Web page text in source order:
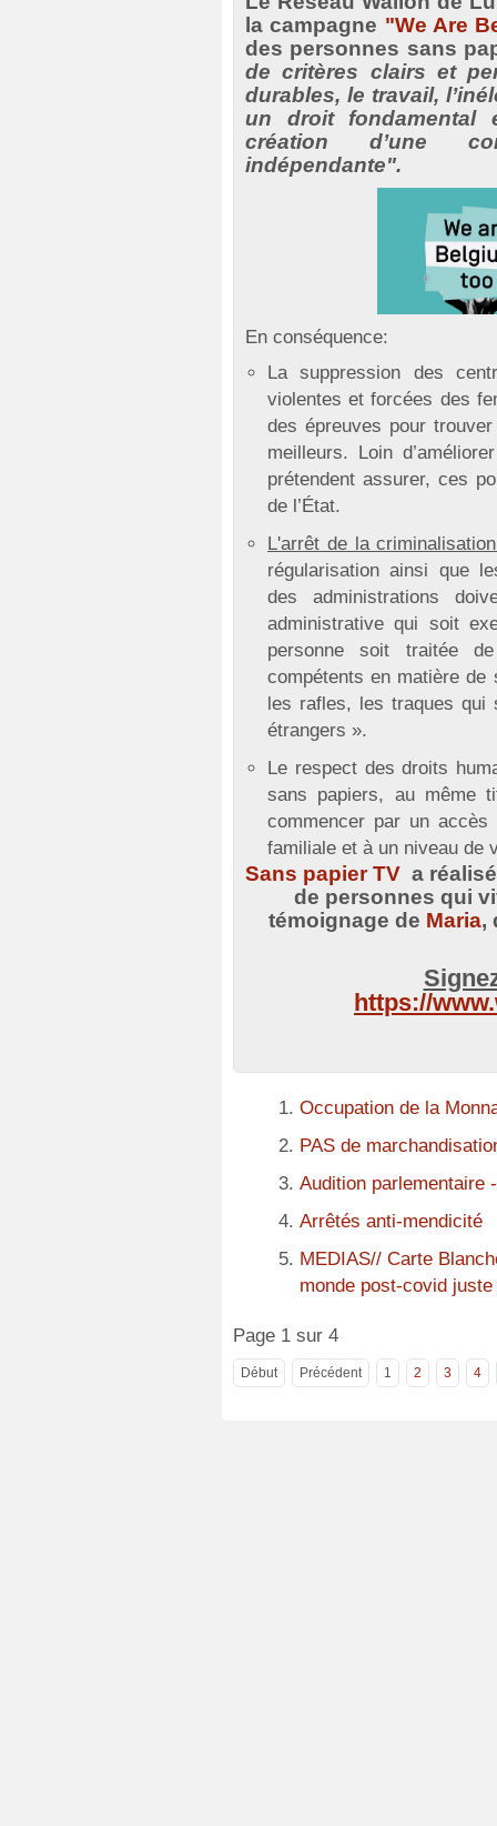
la campagne "We Are
des personnes sans
de critères clairs et
durables, le travail,
un droit
création d’une
indépendante".
En conséquence:
La suppression des
violentes et forcées des
des épreuves pour
meilleurs. Loin
prétendent assurer, ces
de l’État.
L'arrêt de la
régularisation ainsi que
des administrations
administrative qui soit
personne soit traitée
compétents en matière de
les rafles, les traques qui
étrangers ».
Le respect des droits
sans papiers, au même
commencer par un
familiale et à un niveau de
Sans papier TV a
de personnes qui
témoignage de Maria,
https://
Occupation de la
PAS de
Audition parlementaire
Arrêtés anti-mendicité
MEDIAS// Carte
monde post-covid
Page 1 sur 4
Début Précédent 1 2 3 4